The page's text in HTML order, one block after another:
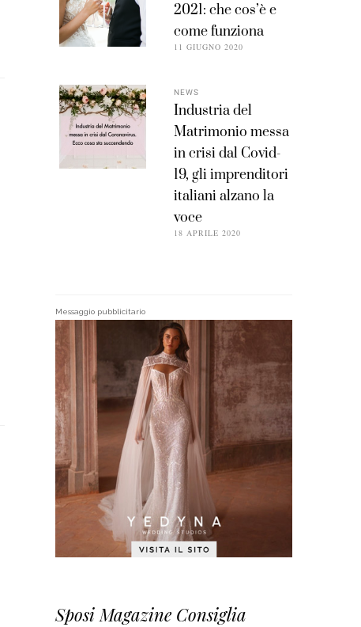
2021: che cos’è e
come funziona
11 GIUGNO 2020
NEWS
Industria del
Matrimonio messa
in crisi dal Covid-
19, gli imprenditori
italiani alzano la
voce
18 APRILE 2020
Messaggio pubblicitario
Sposi Magazine Consiglia